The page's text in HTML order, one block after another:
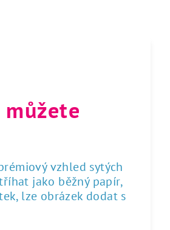
vzhled sytých
jako běžný papír,
lze obrázek dodat s